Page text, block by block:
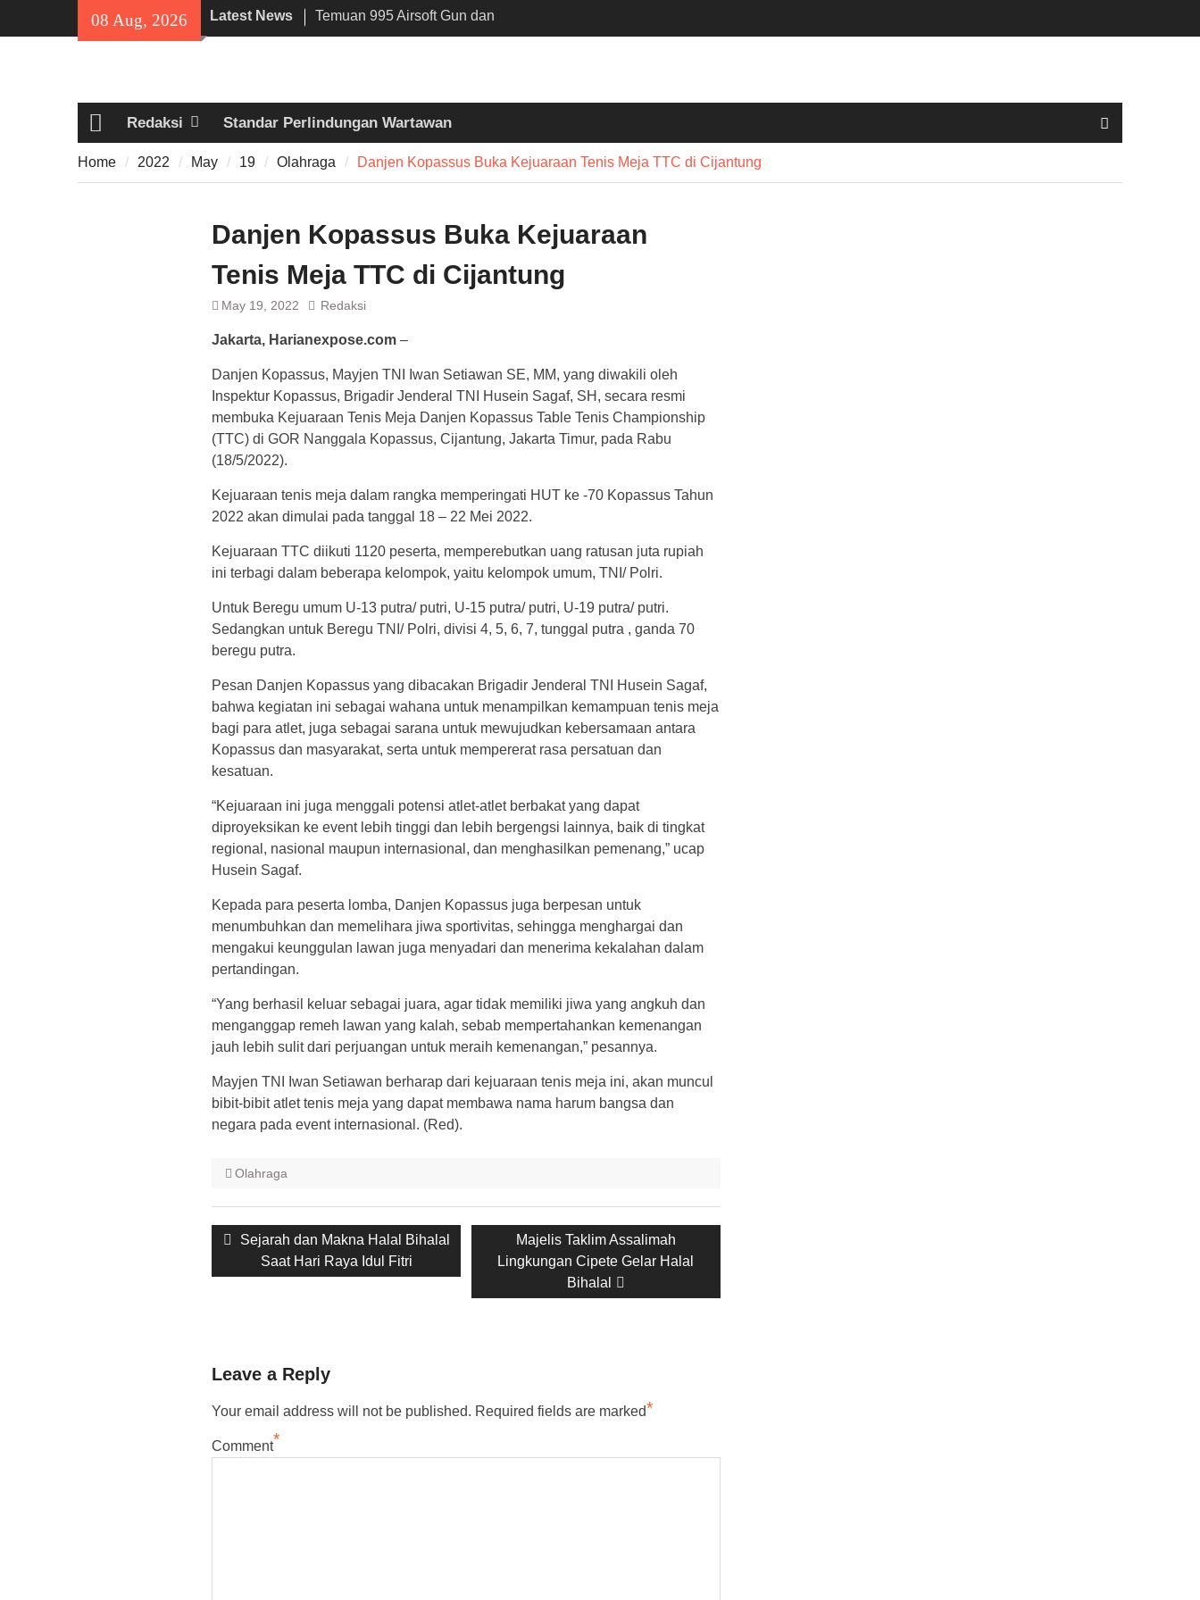
08 Aug, 2026 Latest News
Temuan 995 Airsoft Gun dan
Narkoba di Sekolah Kebayoran
Sholat Jum’at
141 Tahun Stasiun Slawi : “Dari
Angkut Hasil Bumi hingga Gerakkan
Kehidupan Masyarakat”
HomeRedaksi Standar Perlindungan Wartawan
Home 2022 May 19 Olahraga Danjen Kopassus Buka Kejuaraan Tenis Meja TTC di Cijantung
Danjen Kopassus Buka Kejuaraan
Tenis Meja TTC di Cijantung
May 19, 2022 Redaksi
Jakarta, Harianexpose.com –
Danjen Kopassus, Mayjen TNI Iwan Setiawan SE, MM, yang diwakili oleh
Inspektur Kopassus, Brigadir Jenderal TNI Husein Sagaf, SH, secara resmi
membuka Kejuaraan Tenis Meja Danjen Kopassus Table Tenis Championship
(TTC) di GOR Nanggala Kopassus, Cijantung, Jakarta Timur, pada Rabu
(18/5/2022).
Kejuaraan tenis meja dalam rangka memperingati HUT ke -70 Kopassus Tahun
2022 akan dimulai pada tanggal 18 – 22 Mei 2022.
Kejuaraan TTC diikuti 1120 peserta, memperebutkan uang ratusan juta rupiah
ini terbagi dalam beberapa kelompok, yaitu kelompok umum, TNI/ Polri.
Untuk Beregu umum U-13 putra/ putri, U-15 putra/ putri, U-19 putra/ putri.
Sedangkan untuk Beregu TNI/ Polri, divisi 4, 5, 6, 7, tunggal putra , ganda 70
beregu putra.
Pesan Danjen Kopassus yang dibacakan Brigadir Jenderal TNI Husein Sagaf,
bahwa kegiatan ini sebagai wahana untuk menampilkan kemampuan tenis meja
bagi para atlet, juga sebagai sarana untuk mewujudkan kebersamaan antara
Kopassus dan masyarakat, serta untuk mempererat rasa persatuan dan
kesatuan.
“Kejuaraan ini juga menggali potensi atlet-atlet berbakat yang dapat
diproyeksikan ke event lebih tinggi dan lebih bergengsi lainnya, baik di tingkat
regional, nasional maupun internasional, dan menghasilkan pemenang,” ucap
Husein Sagaf.
Kepada para peserta lomba, Danjen Kopassus juga berpesan untuk
menumbuhkan dan memelihara jiwa sportivitas, sehingga menghargai dan
mengakui keunggulan lawan juga menyadari dan menerima kekalahan dalam
pertandingan.
“Yang berhasil keluar sebagai juara, agar tidak memiliki jiwa yang angkuh dan
menganggap remeh lawan yang kalah, sebab mempertahankan kemenangan
jauh lebih sulit dari perjuangan untuk meraih kemenangan,” pesannya.
Mayjen TNI Iwan Setiawan berharap dari kejuaraan tenis meja ini, akan muncul
bibit-bibit atlet tenis meja yang dapat membawa nama harum bangsa dan
negara pada event internasional. (Red).
Olahraga
Post
navigation
Previous
post:
Sejarah dan Makna Halal Bihalal
Saat Hari Raya Idul Fitri
Next
post:
Majelis Taklim Assalimah
Lingkungan Cipete Gelar Halal
Bihalal
Leave a Reply
Your email address will not be published. Required fields are marked*
Comment*